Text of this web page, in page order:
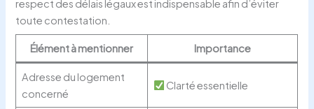
respect des délais légaux est indispensable afin d’éviter
toute contestation.
Élément à mentionner Importance
Adresse du logement
concerné
Clarté essentielle